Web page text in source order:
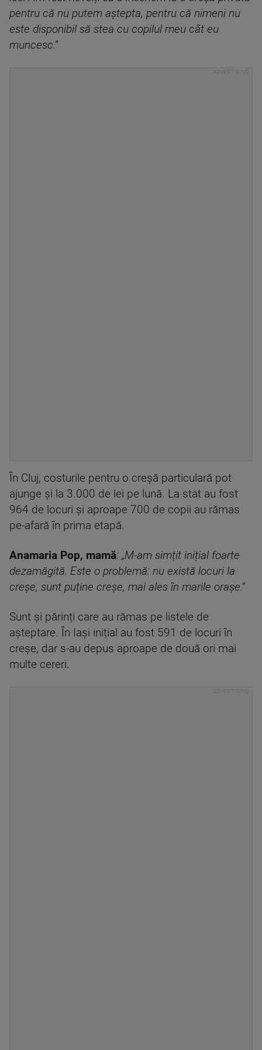
pentru că nu putem aștepta, pentru că nimeni nu
este disponibil să stea cu copilul meu cât eu
muncesc.”
În Cluj, costurile pentru o creșă particulară pot
ajunge și la 3.000 de lei pe lună. La stat au fost
964 de locuri și aproape 700 de copii au rămas
pe-afară în prima etapă.
Anamaria Pop, mamă: „M-am simțit inițial foarte
dezamăgită. Este o problemă: nu există locuri la
creșe, sunt puține creșe, mai ales în marile orașe.”
Sunt și părinți care au rămas pe listele de
așteptare. În Iași inițial au fost 591 de locuri în
creșe, dar s-au depus aproape de două ori mai
multe cereri.